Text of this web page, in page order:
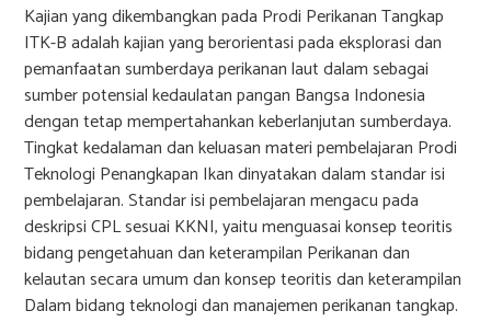
Kajian yang dikembangkan pada Prodi Perikanan Tangkap
ITK-B adalah kajian yang berorientasi pada eksplorasi dan
pemanfaatan sumberdaya perikanan laut dalam sebagai
sumber potensial kedaulatan pangan Bangsa Indonesia
dengan tetap mempertahankan keberlanjutan sumberdaya.
Tingkat kedalaman dan keluasan materi pembelajaran Prodi
Teknologi Penangkapan Ikan dinyatakan dalam standar isi
pembelajaran. Standar isi pembelajaran mengacu pada
deskripsi CPL sesuai KKNI, yaitu menguasai konsep teoritis
bidang pengetahuan dan keterampilan Perikanan dan
kelautan secara umum dan konsep teoritis dan keterampilan
Dalam bidang teknologi dan manajemen perikanan tangkap.